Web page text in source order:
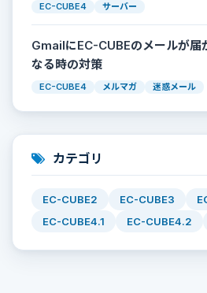
EC-CUBE4 サーバー
GmailにEC-CUBEのメールが届
なる時の対策
EC-CUBE4 メルマガ 迷惑メール
カテゴリ
EC-CUBE2 EC-CUBE3
EC-CUBE4.1
EC-CUBE4.2